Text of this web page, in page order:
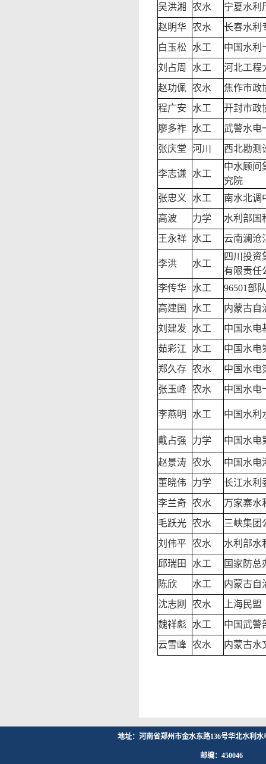
吴洪湘
农水
宁夏水利
赵明华 农水
长春水利
白玉松
水工
中国水利
刘占周
水工
河北工程
赵功佩 农水
焦作市政
程广安
水工
开封市政
廖多祚
水工
武警水电
张庆堂
河川 西北勘测
李志谦 水工
中水顾问
究院
张忠义
水工
南水北调
高波
力学
水利部国
王永祥
水工 云南澜沧
李洪 水工
四川投资
有限责任
李传华
水工
96501部队
高建国
水工
内蒙古自
刘建发
水工
中国水电
茹彩江
水工
中国水电
郑久存 农水
中国水电
张玉峰
农水 中国水电
李燕明 水工 中国水利
戴占强 力学 中国水电
赵景涛 农水
中国水电
董晓伟
力学
长江水利
李兰奇 农水
万家寨水
毛跃光 农水
三峡集团
刘伟平 农水
水利部水
邱瑞田
水工
国家防总
陈欣
水工
内蒙古自
沈志刚
农水
上海民盟
魏祥彪
水工
中国武警
云雪峰
农水 内蒙古水
地址：河南省郑州市金水东路136号华北水利
邮编：450046